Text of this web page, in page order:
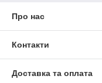
Про нас
Контакти
Доставка та оплата